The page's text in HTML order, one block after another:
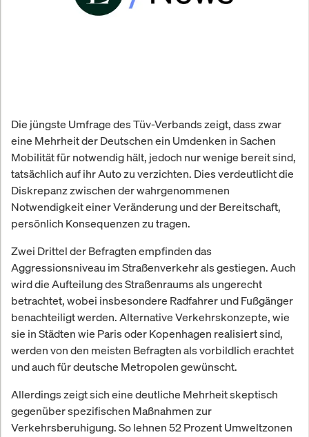
Die jüngste Umfrage des Tüv-Verbands zeigt, dass zwar
eine Mehrheit der Deutschen ein Umdenken in Sachen
Mobilität für notwendig hält, jedoch nur wenige bereit sind,
tatsächlich auf ihr Auto zu verzichten. Dies verdeutlicht die
Diskrepanz zwischen der wahrgenommenen
Notwendigkeit einer Veränderung und der Bereitschaft,
persönlich Konsequenzen zu tragen.
Zwei Drittel der Befragten empfinden das
Aggressionsniveau im Straßenverkehr als gestiegen. Auch
wird die Aufteilung des Straßenraums als ungerecht
betrachtet, wobei insbesondere Radfahrer und Fußgänger
benachteiligt werden. Alternative Verkehrskonzepte, wie
sie in Städten wie Paris oder Kopenhagen realisiert sind,
werden von den meisten Befragten als vorbildlich erachtet
und auch für deutsche Metropolen gewünscht.
Allerdings zeigt sich eine deutliche Mehrheit skeptisch
gegenüber spezifischen Maßnahmen zur
Verkehrsberuhigung. So lehnen 52 Prozent Umweltzonen